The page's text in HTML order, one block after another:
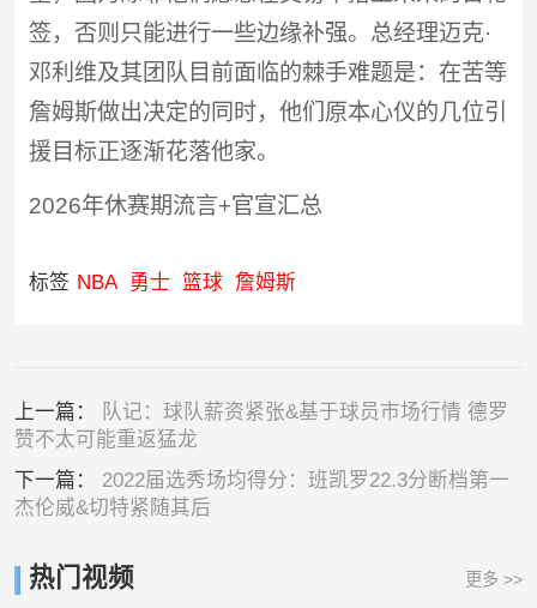
签，否则只能进行一些边缘补强。总经理迈克·
邓利维及其团队目前面临的棘手难题是：在苦等
詹姆斯做出决定的同时，他们原本心仪的几位引
援目标正逐渐花落他家。
2026年休赛期流言+官宣汇总
标签 NBA 勇士 篮球 詹姆斯
上一篇：
队记：球队薪资紧张&基于球员市场行情 德罗
赞不太可能重返猛龙
下一篇： 2022届选秀场均得分：班凯罗22.3分断档第一
杰伦威&切特紧随其后
热门视频 更多 >>